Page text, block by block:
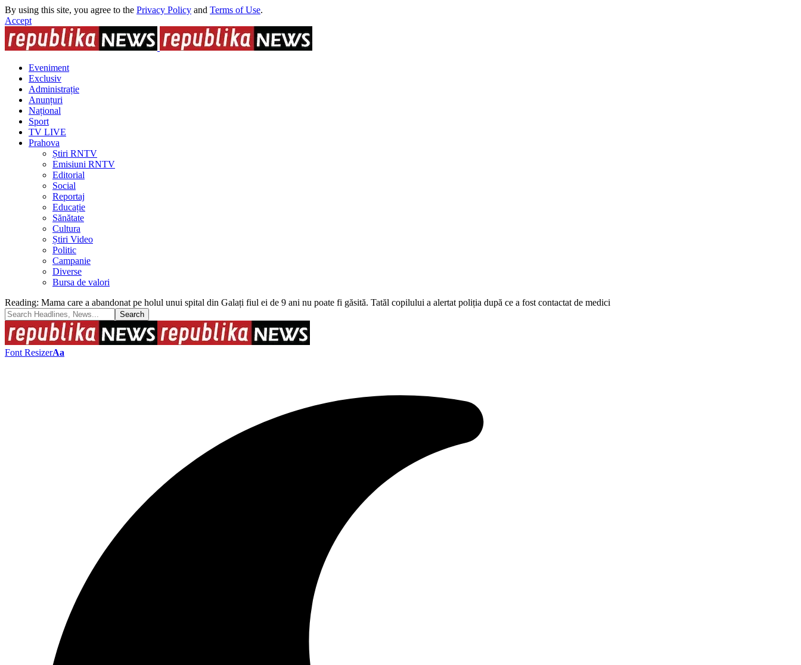
By using this site, you agree to the Privacy Policy and Terms of Use.
Accept
Eveniment
Exclusiv
Administrație
Anunțuri
Național
Sport
TV LIVE
Prahova
Știri RNTV
Emisiuni RNTV
Editorial
Social
Reportaj
Educație
Sănătate
Cultura
Știri Video
Politic
Campanie
Diverse
Bursa de valori
Reading: Mama care a abandonat pe holul unui spital din Galați fiul ei de 9 ani nu poate fi găsită. Tatăl copilului a alertat poliția după ce a fost contactat de medici
Font ResizerAa